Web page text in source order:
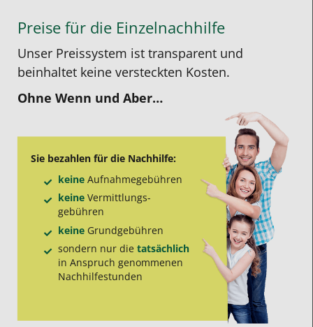
Preise für die Einzelnachhilfe
Unser Preissystem ist transparent und
beinhaltet keine versteckten Kosten.
Ohne Wenn und Aber…
Sie bezahlen für die Nachhilfe:
keineAufnahme­gebühren
keineVermittlungs­
gebühren
keineGrund­gebühren
sondern nur die tatsächlich
in Anspruch genommenen
Nachhilfe­stunden